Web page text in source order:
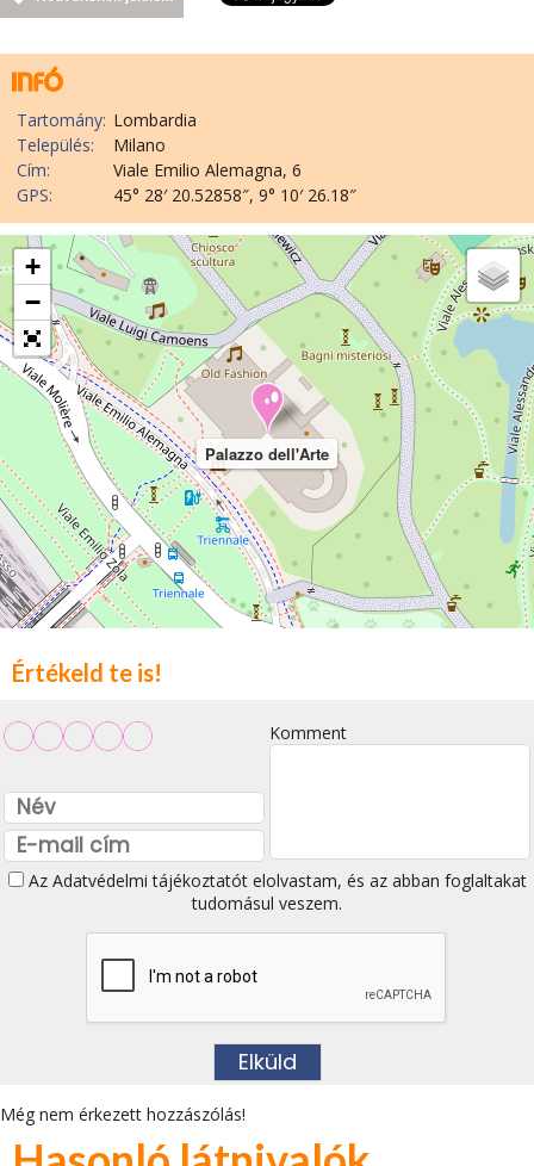
Tartomány: Lombardia
Település:
Milano
Cím:
Viale Emilio Alemagna, 6
GPS:
45° 28′ 20.52858″, 9° 10′ 26.18″
Palazzo dell'Arte
+
−
Értékeld te is!
Komment
Az Adatvédelmi tájékoztatótelolvastam, és az abban foglaltakat
tudomásul veszem.
Még nem érkezett hozzászólás!